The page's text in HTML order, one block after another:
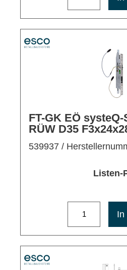
FT-GK EÖ systeQ-
RÜW D35
539937 /
Listen-
In